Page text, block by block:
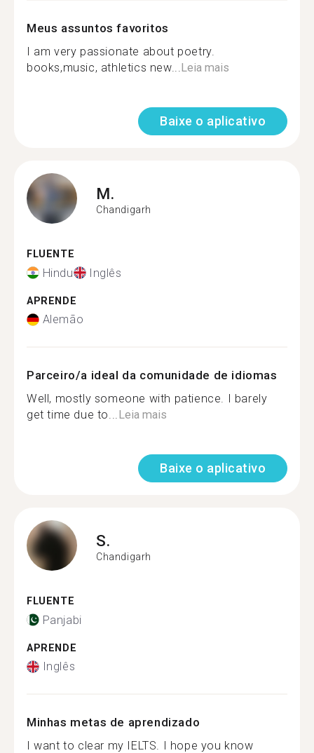
Meus assuntos favoritos
I am very passionate about poetry.
books,music, athletics new...Leia mais
Baixe o aplicativo
M.
Chandigarh
FLUENTE
Hindu Inglês
APRENDE
Alemão
Parceiro/a ideal da comunidade de idiomas
Well, mostly someone with patience. I barely
get time due to...Leia mais
Baixe o aplicativo
S.
Chandigarh
FLUENTE
Panjabi
APRENDE
Inglês
Minhas metas de aprendizado
I want to clear my IELTS. I hope you know